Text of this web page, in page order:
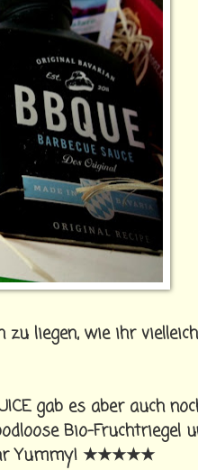
liegen, wie ihr
gab es aber auch
Bio-Fruchtriegel
Yummy! ★★★★★